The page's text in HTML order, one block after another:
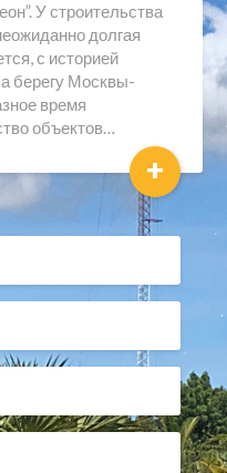
У строительства
долгая
с историей
берегу Москвы-
время
объектов…
+